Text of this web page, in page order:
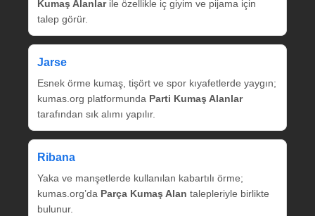
Kumaş Alanlarile özellikle iç giyim ve pijama için
talep görür.
Jarse
Esnek örme kumaş, tişört ve spor kıyafetlerde yaygın;
kumas.org platformunda Parti Kumaş Alanlar
tarafından sık alımı yapılır.
Ribana
Yaka ve manşetlerde kullanılan kabartılı örme;
kumas.org’da Parça Kumaş Alan talepleriyle birlikte
bulunur.